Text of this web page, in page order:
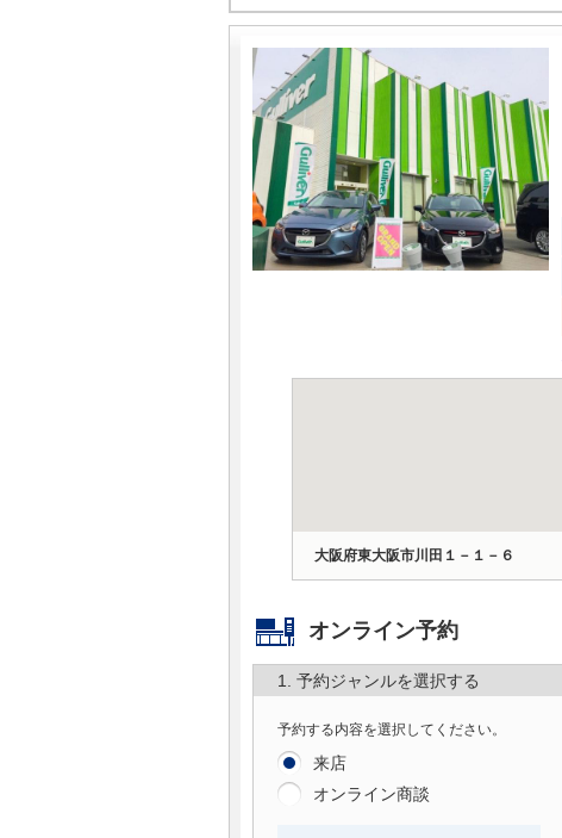
大阪府東大阪市川田１－１－６
オンライン予約
1. 予約ジャンルを選択する
予約する内容を選択してください。
来店
オンライン商談